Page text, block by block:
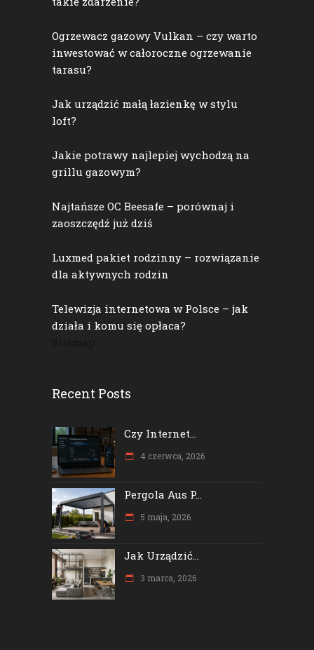
Ogrzewacz gazowy Vulkan – czy warto
inwestować w całoroczne ogrzewanie
tarasu?
Jak urządzić małą łazienkę w stylu
loft?
Jakie potrawy najlepiej wychodzą na
grillu gazowym?
Najtańsze OC Beesafe – porównaj i
zaoszczędź już dziś
Luxmed pakiet rodzinny – rozwiązanie
dla aktywnych rodzin
Telewizja internetowa w Polsce – jak
działa i komu się opłaca?
Recent Posts
Czy Internet...
4 czerwca, 2026
Pergola Aus P...
5 maja, 2026
Jak Urządzić...
3 marca, 2026